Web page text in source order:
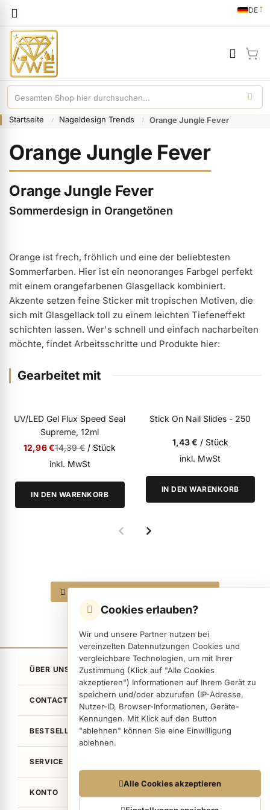
Cookies erlauben?
Wir und unsere Partner nutzen bei
vereinzelten Datennutzungen Cookies und
vergleichbare Technologien, um mit Ihrer
Zustimmung (Klick auf "Alle Cookies
akzeptieren") Informationen auf Ihrem Gerät zu
speichern und/oder abzurufen (IP-Adresse,
Nutzer-ID, Browser-Informationen, Geräte-
Kennungen. Mit Klick auf den Button
"ablehnen" können Sie eine Einwilligung
ablehnen.
Datennutzungen
Wir arbeiten mit Partnern zusammen, die von
Alle Cookies akzeptieren
Sprache
DE
German
Weihnachtsmarkt anzeigen
Gel anzeigen
Farbgele anzeigen
Acryl anzeigen
Nagellack & Flüssigkeiten anzeigen
Nagelfeilen, Werkzeuge, Tips & Zubehör anzeigen
Skintrix anzeigen
Hand- & Körperpflege anzeigen
Füße & Zehenringe anzeigen
Beauty Accessoires anzeigen
Startseite Nageldesign Trends Orange Jungle Fever
Orange Jungle Fever
Orange Jungle Fever
Sommerdesign in Orangetönen
Orange ist frech, fröhlich und eine der beliebtesten
Sommerfarben. Hier ist ein neonoranges Farbgel perfekt
mit einem orangefarbenen Glasgellack kombiniert.
Akzente setzen feine Sticker mit tropischen Motiven, die
sich mit Glasgellack toll zu einem leichten Tiefeneffekt
schichten lassen. Wer's schnell und einfach nacharbeiten
möchte, findet Arbeitsschritte und Produkte hier:
Gearbeitet mit
MONATS SPECIAL
BESTSELLER
UV/LED
UV/LED Gel Flux Speed Seal
Supreme, 12ml
Special Price
12,96 €Regular Price
14,39 €/ Stück
inkl. MwSt
IN DEN WARENKORB
Stick On Nail Slides - 250
1,43 € / Stück
inkl. MwSt
IN DEN WARENKORB
Alle 7 Produkte in den Warenkorb
ÜBER UNS
CONTACT
BESTSELLER
SERVICE
KONTO